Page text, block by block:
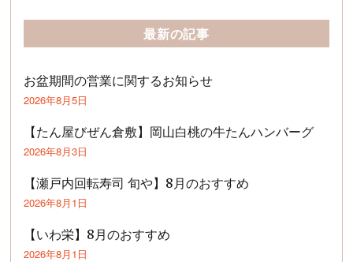
最新の記事
お盆期間の営業に関するお知らせ
2026年8月5日
【たん屋びぜん倉敷】岡山白桃の牛たんハンバーグ
2026年8月3日
【瀬戸内回転寿司 旬や】8月のおすすめ
2026年8月1日
【いわ栄】8月のおすすめ
2026年8月1日